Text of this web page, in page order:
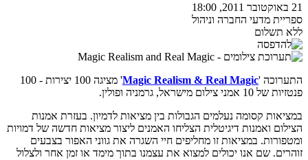
21 באוקטובר 2011, 18:00
ספריית מדעי החברה וניהול
ללא תשלום
התערוכה 'Magic Realism & Real Magic
' מציגה 100 יצירות - 100
פנטזיות של 10 אמני צילום מישראל, גרמניה ופולין.
במציאות קסומה נעלמים הגבולות בין מציאות לדמיון. בעזרת אמנות
הצילום ואמנות דיגיטלית הצליחו האמנים ליצור מציאות חדשה של דמויות
ומטפורות. במציאות זו מחליפים חיי השגרה את גווני האפור בצבעים
זוהרים. שם אנו יכולים למצוא את עצמנו בתוך מימד או זמן אחר ולצלול